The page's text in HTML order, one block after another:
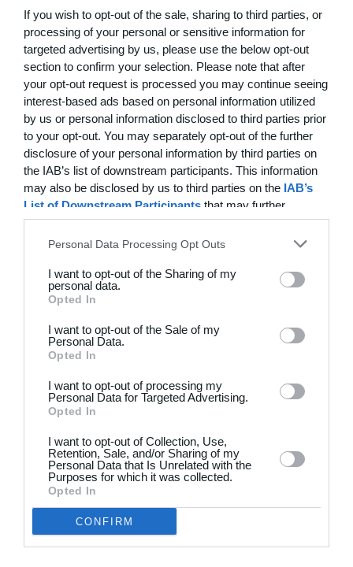
If you wish to opt-out of the sale, sharing to third parties, or
processing of your personal or sensitive information for
targeted advertising by us, please use the below opt-out
section to confirm your selection. Please note that after
your opt-out request is processed you may continue seeing
interest-based ads based on personal information utilized
by us or personal information disclosed to third parties prior
to your opt-out. You may separately opt-out of the further
disclosure of your personal information by third parties on
the IAB’s list of downstream participants. This information
may also be disclosed by us to third parties on the IAB’s
List of Downstream Participants that may further
disclose it to other third parties.
Personal Data Processing Opt Outs
I want to opt-out of the Sharing of my
personal data.
Opted In
I want to opt-out of the Sale of my
Personal Data.
Opted In
I want to opt-out of processing my
Personal Data for Targeted Advertising.
Opted In
I want to opt-out of Collection, Use,
Retention, Sale, and/or Sharing of my
Personal Data that Is Unrelated with the
Purposes for which it was collected.
Opted In
CONFIRM
22. juni
FC Internationale (Superveteran) Fodboldorkestret
+47 Sæson 2026 2 5 Modstander
Brede IF - Det grå guld 3 1 Hørsholm
Hyrderne FC 3 3 Nordatlantisk DK
BIF/ØHIK
20. juni
Solens Børn 4 3 SC Boca Vista
19. juni
Drengene